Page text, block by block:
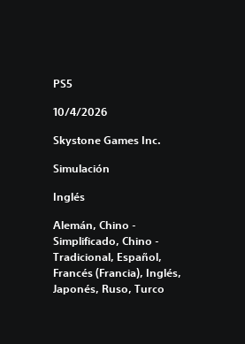
PS5
10/4/2026
Skystone Games Inc.
Simulación
Inglés
Alemán, Chino -
Simplificado, Chino -
Tradicional, Español,
Francés (Francia), Inglés,
Japonés, Ruso, Turco